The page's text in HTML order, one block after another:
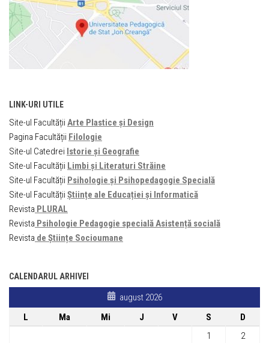
LINK-URI UTILE
Site-ul Facultății Arte Plastice și Design
Pagina Facultății Filologie
Site-ul Catedrei Istorie și Geografie
Site-ul Facultății Limbi și Literaturi Străine
Site-ul Facultății Psihologie și Psihopedagogie Specială
Site-ul Facultății Științe ale Educației și Informatică
Revista PLURAL
Revista Psihologie Pedagogie specială Asistență socială
Revista de Științe Socioumane
CALENDARUL ARHIVEI
august 2026
L
Ma Mi J V S
D
1
2